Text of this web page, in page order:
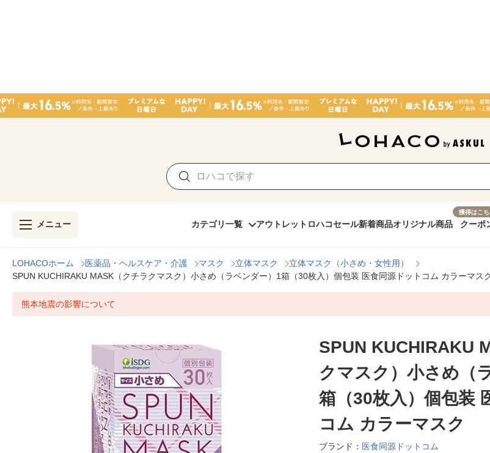
メニュー カテゴリ一覧 アウトレット ロハコセール新着商品オリジナル商品
獲得はこち
クーポ
LOHACOホーム 医薬品・ヘルスケア・介護 マスク 立体マスク
立体マスク（小さめ・女性用）
SPUN KUCHIRAKU MASK（クチラクマスク）小さめ（ラベンダー）1箱（30枚入）個包装 医食同源ドットコム カラーマス
熊本地震の影響について
SPUN KUCHIRAKU
クマスク）小さめ（
箱（30枚入）個包装
コム カラーマスク
ブランド： 医食同源ドットコム